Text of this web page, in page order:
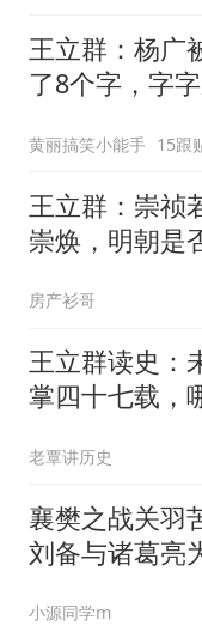
王立群：杨广
了8个字，字
爹埋下的雷
黄丽搞笑小能手 15跟
王立群：崇祯
崇焕，明朝是
房产衫哥
王立群读史：
掌四十七载，
老覃讲历史
襄樊之战关羽
刘备与诸葛亮
小源同学m